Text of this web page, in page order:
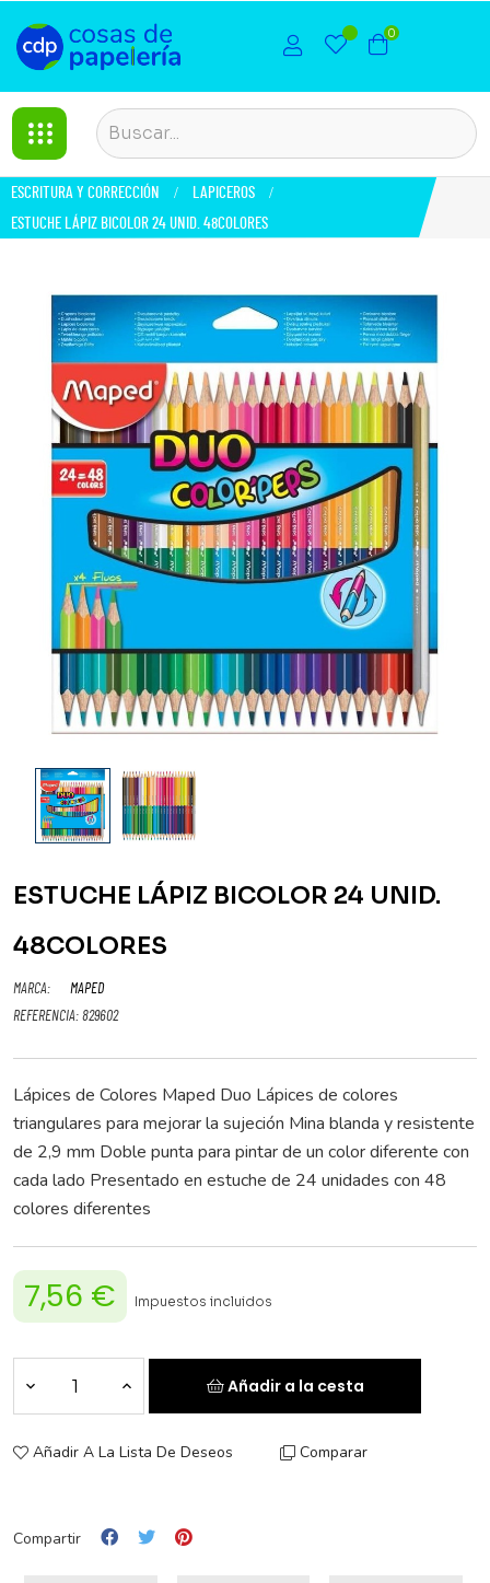
0
ESCRITURA Y CORRECCIÓN
LAPICEROS
ESTUCHE LÁPIZ BICOLOR 24 UNID. 48COLORES
ESTUCHE LÁPIZ BICOLOR 24 UNID.
48COLORES
MARCA:
MAPED
REFERENCIA: 829602
Lápices de Colores Maped Duo Lápices de colores
triangulares para mejorar la sujeción Mina blanda y resistente
de 2,9 mm Doble punta para pintar de un color diferente con
cada lado Presentado en estuche de 24 unidades con 48
colores diferentes
7,56 € Impuestos incluidos
Añadir a la cesta
Añadir A La Lista De Deseos Comparar
Compartir